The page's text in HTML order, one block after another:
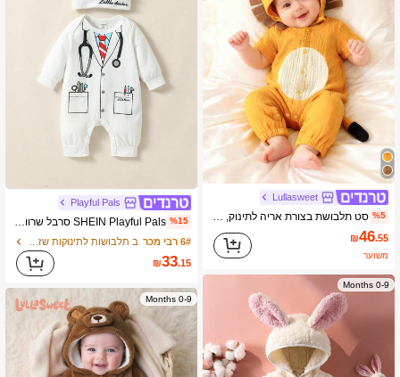
Lullasweet
%5 סט תלבושת בצורת אריה לתינוק, אוברול קצר עם מכנסיים וכובע תואם
₪46.55
משוער
0-9 Months
Playful Pals
%15 SHEIN Playful Pals סרבל שרוולים ארוכים עם כובע רקום, תחפושת מיני דוקטור לתינוק, ליומיום, קז'ואל, מסיבה, סתיו
6# רבי מכר
₪33.15
0-9 Months